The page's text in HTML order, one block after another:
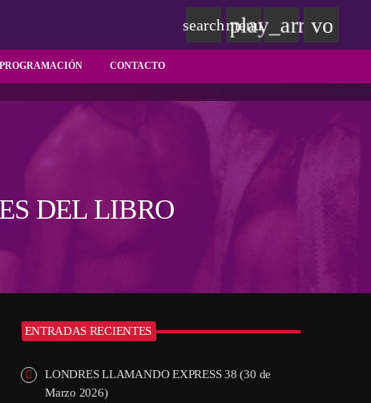
PROGRAMACIÓN CONTACTO
searchmenu
play_arrow
DEL LIBRO
ENTRADAS RECIENTES
LONDRES LLAMANDO EXPRESS 38 (30 de
Marzo 2026)